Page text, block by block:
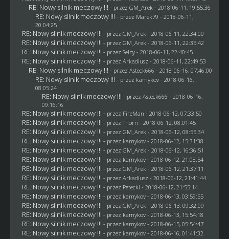
RE: Nowy silnik meczowy !!! - przez GM_Arek - 2018-06-11, 19:55:36
RE: Nowy silnik meczowy !!! - przez Marek79 - 2018-06-11,
20:04:25
RE: Nowy silnik meczowy !!! - przez GM_Arek - 2018-06-11, 22:34:00
RE: Nowy silnik meczowy !!! - przez GM_Arek - 2018-06-11, 22:35:42
RE: Nowy silnik meczowy !!! - przez Selby- 2018-06-11, 22:40:45
RE: Nowy silnik meczowy !!! - przez Arkadiusz - 2018-06-11, 22:49:53
RE: Nowy silnik meczowy !!! - przez Asteck666 - 2018-06-16, 07:46:00
RE: Nowy silnik meczowy !!! - przez kamykov- 2018-06-16,
08:05:24
RE: Nowy silnik meczowy !!! - przez Asteck666 - 2018-06-16,
09:16:16
RE: Nowy silnik meczowy !!! - przez FireMan - 2018-06-12, 07:33:50
RE: Nowy silnik meczowy !!! - przezThorn - 2018-06-12, 08:01:45
RE: Nowy silnik meczowy !!! - przez GM_Arek - 2018-06-12, 08:55:34
RE: Nowy silnik meczowy !!! - przez kamykov- 2018-06-12, 15:31:38
RE: Nowy silnik meczowy !!! - przez GM_Arek - 2018-06-12, 16:36:51
RE: Nowy silnik meczowy !!! - przez kamykov- 2018-06-12, 21:08:54
RE: Nowy silnik meczowy !!! - przez GM_Arek - 2018-06-12, 21:37:11
RE: Nowy silnik meczowy !!! - przez Arkadiusz - 2018-06-12, 21:41:44
RE: Nowy silnik meczowy !!! - przez Petecki - 2018-06-12, 21:55:14
RE: Nowy silnik meczowy !!! - przez kamykov- 2018-06-13, 03:59:55
RE: Nowy silnik meczowy !!! - przez GM_Arek - 2018-06-13, 09:32:09
RE: Nowy silnik meczowy !!! - przez kamykov- 2018-06-13, 15:54:18
RE: Nowy silnik meczowy !!! - przez kamykov- 2018-06-15, 05:54:47
RE: Nowy silnik meczowy !!! - przez kamykov- 2018-06-16, 01:41:32